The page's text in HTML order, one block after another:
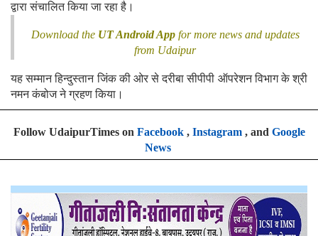
द्वारा संचालित किया जा रहा है।
Download the UT Android Appfor more news and updates
from Udaipur
यह सम्मान हिन्दुस्तान जिंक की ओर से दरीबा सीपीपी ऑपरेशन विभाग के श्री
नमन कंबोज ने ग्रहण किया।
Follow UdaipurTimes on Facebook, Instagram, and Google
News